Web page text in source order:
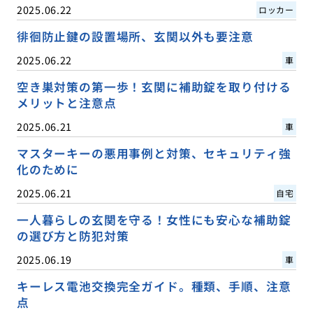
2025.06.22 ロッカー
徘徊防止鍵の設置場所、玄関以外も要注意
2025.06.22 車
空き巣対策の第一歩！玄関に補助錠を取り付ける
メリットと注意点
2025.06.21 車
マスターキーの悪用事例と対策、セキュリティ強
化のために
2025.06.21 自宅
一人暮らしの玄関を守る！女性にも安心な補助錠
の選び方と防犯対策
2025.06.19 車
キーレス電池交換完全ガイド。種類、手順、注意
点